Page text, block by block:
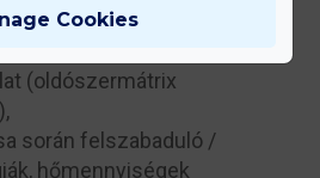
(oldószermátrix
során felszabaduló /
hőmennyiségek
Cookies